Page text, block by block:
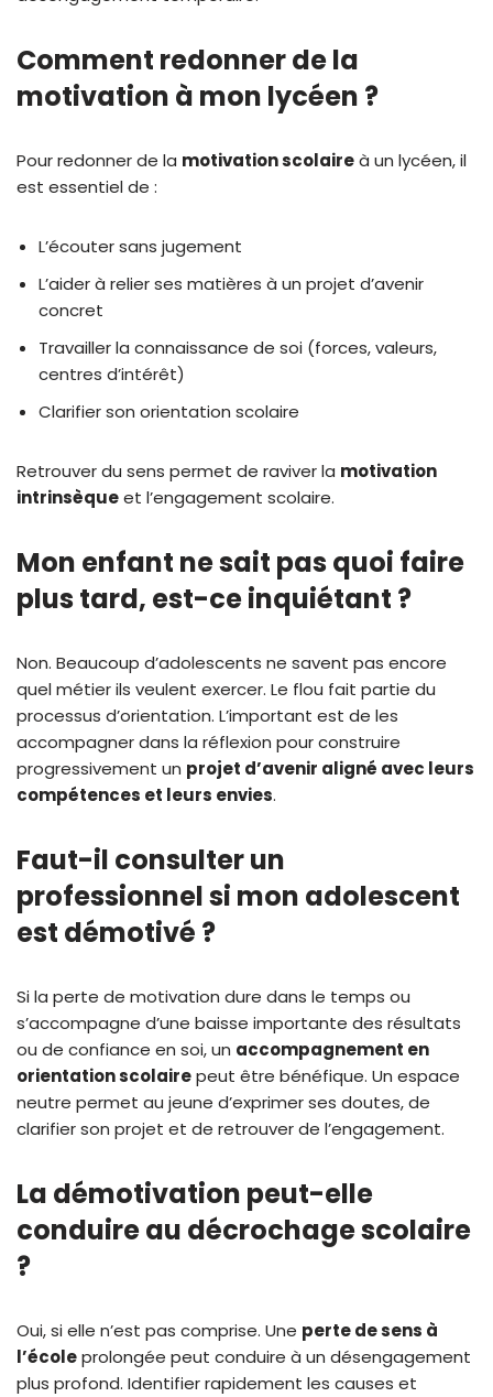
Comment redonner de la
motivation à mon lycéen ?
Pour redonner de la motivation scolaireà un lycéen, il
est essentiel de :
L’écouter sans jugement
L’aider à relier ses matières à un projet d’avenir
concret
Travailler la connaissance de soi (forces, valeurs,
centres d’intérêt)
Clarifier son orientation scolaire
Retrouver du sens permet de raviver la motivation
intrinsèqueet l’engagement scolaire.
Mon enfant ne sait pas quoi faire
plus tard, est-ce inquiétant ?
Non. Beaucoup d’adolescents ne savent pas encore
quel métier ils veulent exercer. Le flou fait partie du
processus d’orientation. L’important est de les
accompagner dans la réflexion pour construire
progressivement un projet d’avenir aligné avec leurs
compétences et leurs envies.
Faut-il consulter un
professionnel si mon adolescent
est démotivé ?
Si la perte de motivation dure dans le temps ou
s’accompagne d’une baisse importante des résultats
ou de confiance en soi, un accompagnement en
orientation scolairepeut être bénéfique. Un espace
neutre permet au jeune d’exprimer ses doutes, de
clarifier son projet et de retrouver de l’engagement.
La démotivation peut-elle
conduire au décrochage scolaire
?
Oui, si elle n’est pas comprise. Une perte de sens à
l’écoleprolongée peut conduire à un désengagement
plus profond. Identifier rapidement les causes et